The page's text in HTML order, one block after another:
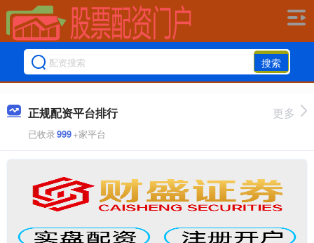
搜索
正规配资平台排行
已收录999+家平台
更多